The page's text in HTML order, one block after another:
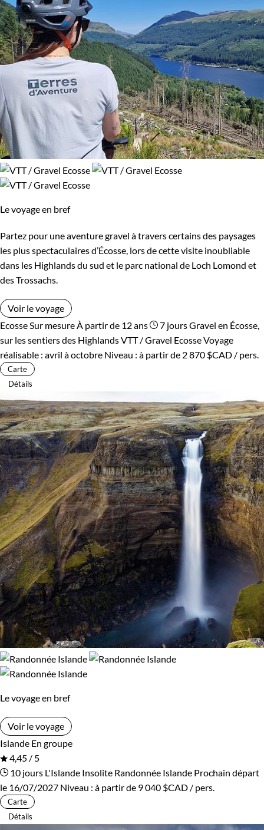
Le voyage en bref
Partez pour une aventure gravel à travers certains des paysages
les plus spectaculaires d’Écosse, lors de cette visite inoubliable
dans les Highlands du sud et le parc national de Loch Lomond et
des Trossachs.
Voir le voyage
Ecosse Sur mesure À partir de 12 ans 7 joursGravel en Écosse,
sur les sentiers des HighlandsVTT / Gravel EcosseVoyage
réalisable : avril à octobre Niveau : à partir de 2 870 $CAD / pers.
Carte
Détails
Le voyage en bref
Voir le voyage
Islande En groupe
4,45 / 5
10 jours L'Islande Insolite Randonnée Islande Prochain départ
le 16/07/2027 Niveau : à partir de 9 040 $CAD / pers.
Carte
Détails